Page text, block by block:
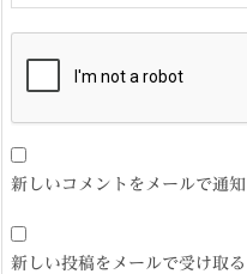
新しいコメントをメールで通知
新しい投稿をメールで受け取る